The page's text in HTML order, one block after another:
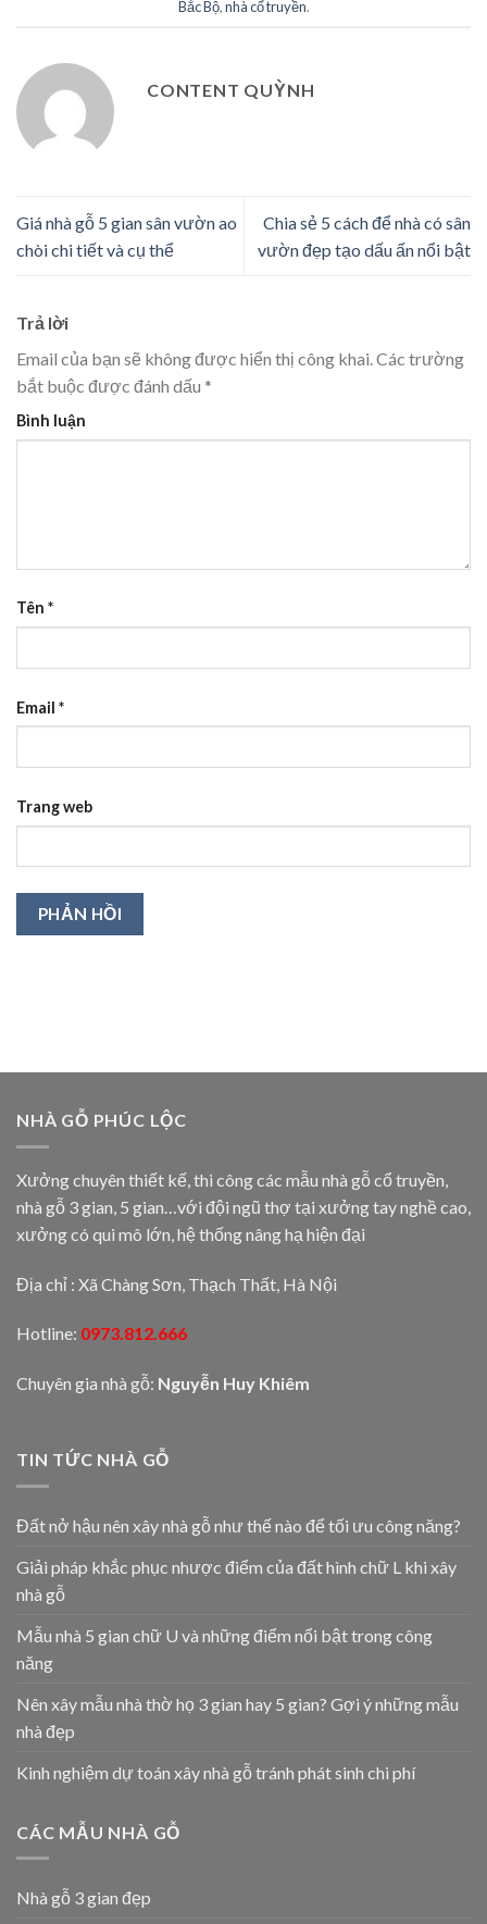
Bắc Bộ,nhà cổ truyền.
CONTENT QUỲNH
Giá nhà gỗ 5 gian sân vườn ao
chòi chi tiết và cụ thể
Chia sẻ 5 cách để nhà có sân
vườn đẹp tạo dấu ấn nổi bật
Trả lời
Email của bạn sẽ không được hiển thị công khai.Các trường
bắt buộc được đánh dấu *
Bình luận
Tên *
Email *
Trang web
NHÀ GỖ PHÚC LỘC
Xưởng chuyên thiết kế, thi công các mẫu nhà gỗ cổ truyền,
nhà gỗ 3 gian, 5 gian…với đội ngũ thợ tại xưởng tay nghề cao,
xưởng có qui mô lớn, hệ thống nâng hạ hiện đại
Địa chỉ : Xã Chàng Sơn, Thạch Thất, Hà Nội
Hotline: 0973.812.666
Chuyên gia nhà gỗ: Nguyễn Huy Khiêm
TIN TỨC NHÀ GỖ
Đất nở hậu nên xây nhà gỗ như thế nào để tối ưu công năng?
Giải pháp khắc phục nhược điểm của đất hình chữ L khi xây
nhà gỗ
Mẫu nhà 5 gian chữ U và những điểm nổi bật trong công
năng
Nên xây mẫu nhà thờ họ 3 gian hay 5 gian? Gợi ý những mẫu
nhà đẹp
Kinh nghiệm dự toán xây nhà gỗ tránh phát sinh chi phí
CÁC MẪU NHÀ GỖ
Nhà gỗ 3 gian đẹp